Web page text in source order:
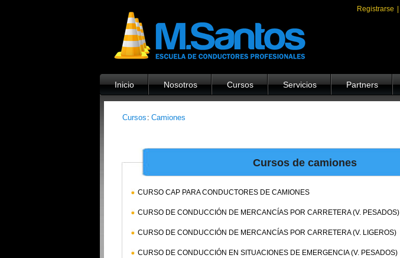
Registrarse
Inicio Nosotros Cursos Servicios Partners
Cursos : Camiones
Cursos de camiones
CURSO CAP PARA CONDUCTORES DE CAMIONES
CURSO DE CONDUCCIÓN DE MERCANCÍAS POR CARRETERA (V. PESADOS)
CURSO DE CONDUCCIÓN DE MERCANCÍAS POR CARRETERA (V. LIGEROS)
CURSO DE CONDUCCIÓN EN SITUACIONES DE EMERGENCIA (V. PESADOS)